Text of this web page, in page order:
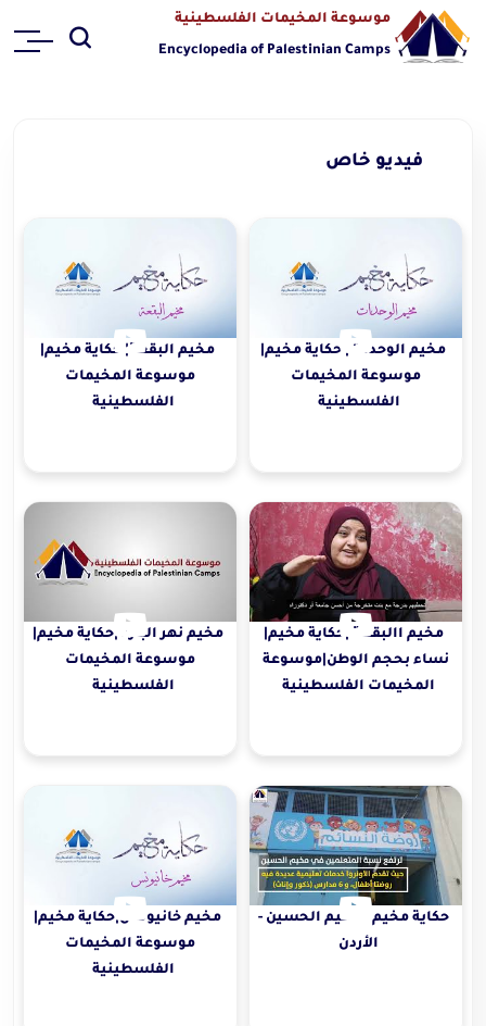
موسوعة المخيمات الفلسطينية
Encyclopedia of Palestinian Camps
فيديو خاص
مخيم الوحدات| حكاية مخيم|
موسوعة المخيمات
الفلسطينية
مخيم البقعة| حكاية مخيم|
موسوعة المخيمات
الفلسطينية
مخيم االبقعة |حكاية مخيم|
نساء بحجم الوطن|موسوعة
المخيمات الفلسطينية
مخيم نهر البارد |حكاية مخيم|
موسوعة المخيمات
الفلسطينية
حكاية مخيم - مخيم الحسين -
الأردن
مخيم خانيونس|حكاية مخيم|
موسوعة المخيمات
الفلسطينية